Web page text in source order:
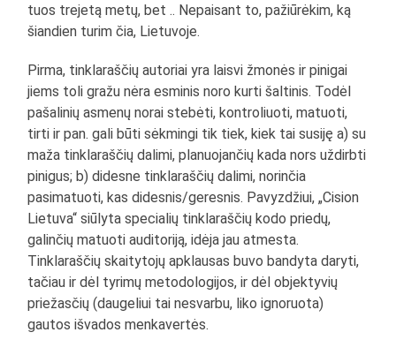
tuos trejetą metų, bet .. Nepaisant to, pažiūrėkim, ką
šiandien turim čia, Lietuvoje.
Pirma, tinklaraščių autoriai yra laisvi žmonės ir pinigai
jiems toli gražu nėra esminis noro kurti šaltinis. Todėl
pašalinių asmenų norai stebėti, kontroliuoti, matuoti,
tirti ir pan. gali būti sėkmingi tik tiek, kiek tai susiję a) su
maža tinklaraščių dalimi, planuojančių kada nors uždirbti
pinigus; b) didesne tinklaraščių dalimi, norinčia
pasimatuoti, kas didesnis/geresnis. Pavyzdžiui, „Cision
Lietuva“ siūlyta specialių tinklaraščių kodo priedų,
galinčių matuoti auditoriją, idėja jau atmesta.
Tinklaraščių skaitytojų apklausas buvo bandyta daryti,
tačiau ir dėl tyrimų metodologijos, ir dėl objektyvių
priežasčių (daugeliui tai nesvarbu, liko ignoruota)
gautos išvados menkavertės.